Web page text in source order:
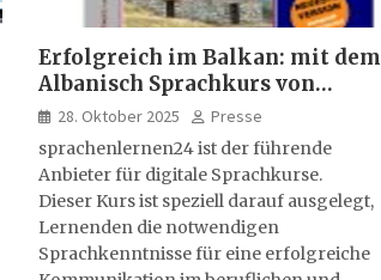
Erfolgreich im Balkan: mit dem
Albanisch Sprachkurs von
sprachenlernen24
28. Oktober 2025
Presse
sprachenlernen24 ist der führende
Anbieter für digitale Sprachkurse.
Dieser Kurs ist speziell darauf ausgelegt,
Lernenden die notwendigen
Sprachkenntnisse für eine erfolgreiche